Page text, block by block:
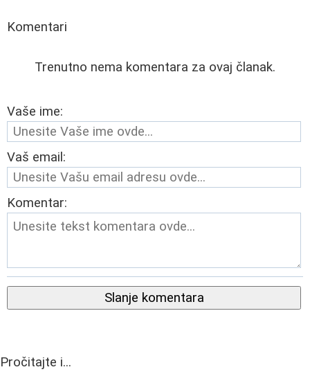
Komentari
Trenutno nema komentara za ovaj članak.
Vaše ime:
Vaš email:
Komentar:
Slanje komentara
Pročitajte i...